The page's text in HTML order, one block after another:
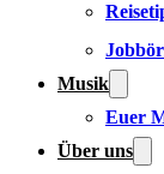
Musik
Euer
Über uns